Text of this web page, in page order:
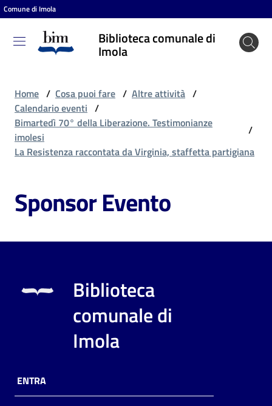
Vai al contenuto
Vai alla navigazione
Vai al footer
Comune di Imola
Biblioteca comunale di
Imola
Biblioteca
comunale
Entra
puoi
fare
contenuti
Home / Cosa puoi fare / Altre attività /
Calendario eventi /
Bimartedì 70° della Liberazione. Testimonianze
imolesi
/
La Resistenza raccontata da Virginia, staffetta partigiana
Sponsor Evento
Biblioteca
comunale di
Imola
ENTRA